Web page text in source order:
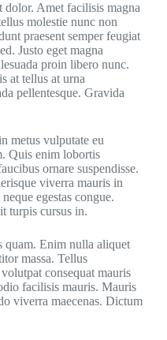
dolor. Amet facilisis magna
molestie nunc non
praesent semper feugiat
Justo eget magna
proin libero nunc.
at tellus at urna
pellentesque. Gravida
metus vulputate eu
Quis enim lobortis
ornare suspendisse.
viverra mauris in
egestas congue.
turpis cursus in.
quam. Enim nulla aliquet
massa. Tellus
consequat mauris
facilisis mauris. Mauris
viverra maecenas. Dictum